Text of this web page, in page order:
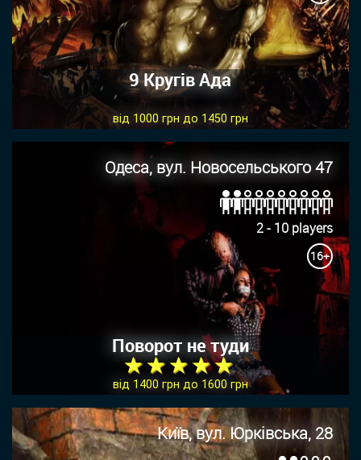
9 Кругів Ада
від 1000 грн до 1450 грн
Одеса, вул. Новосельського 47
2 - 10 players
16+
Поворот не туди
★ ★ ★ ★ ★
від 1400 грн до 1600 грн
Київ, вул. Юрківська, 28